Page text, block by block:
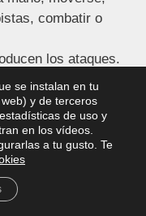
combatir o
los ataques.
limpia la mesa y
pistas avanzamos
se instalan en tu
y de terceros
de uso y
en los vídeos.
a tu gusto. Te